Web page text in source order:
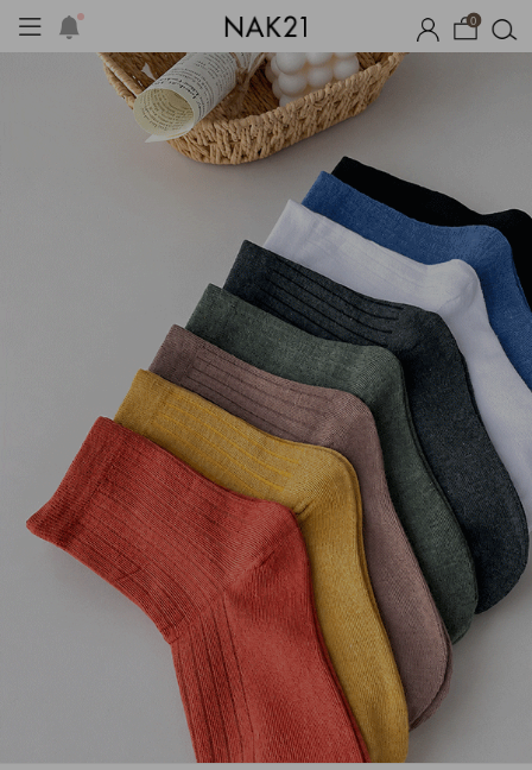
0
자체제작 여름 잠옷 장마템 기획전 오늘